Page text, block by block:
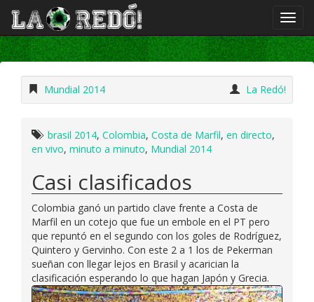
Mundial 2014 La Redó!
brasil 2014, Colombia, Costa de Marfil, en directo,
en vivo, minuto a minuto, Mundial 2014
Casi clasificados
Colombia ganó un partido clave frente a Costa de
Marfil en un cotejo que fue un embole en el PT pero
que repuntó en el segundo con los goles de Rodríguez,
Quintero y Gervinho. Con este 2 a 1 los de Pekerman
sueñan con llegar lejos en Brasil y acarician la
clasificación esperando lo que hagan Japón y Grecia.